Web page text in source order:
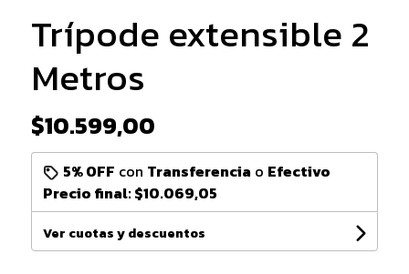
Trípode extensible 2
Metros
$10.599,00
5% OFF con Transferencia o Efectivo
Precio final:$10.069,05
Ver cuotas y descuentos